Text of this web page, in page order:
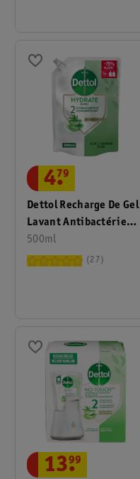
Dettol Recharge De Gel
Lavant Antibactérien
Aloe Vera Hydrating
500ml
4.
79
27
13.
99